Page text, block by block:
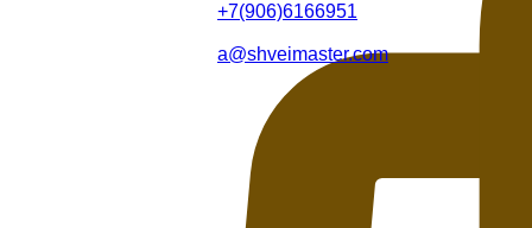
+7(906)6166951
a@shveimaster.com